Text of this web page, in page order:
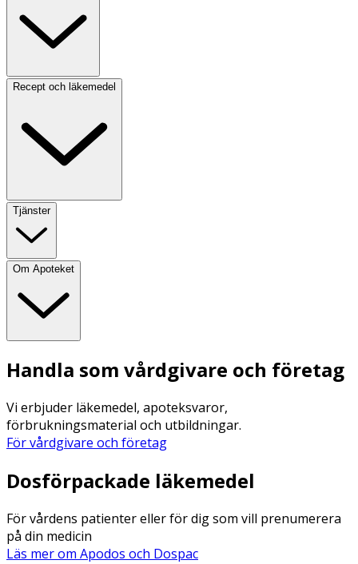
Recept och läkemedel
Tjänster
Om Apoteket
Handla som vårdgivare och företag
Vi erbjuder läkemedel, apoteksvaror,
förbrukningsmaterial och utbildningar.
För vårdgivare och företag
Dosförpackade läkemedel
För vårdens patienter eller för dig som vill prenumerera
på din medicin
Läs mer om Apodos och Dospac